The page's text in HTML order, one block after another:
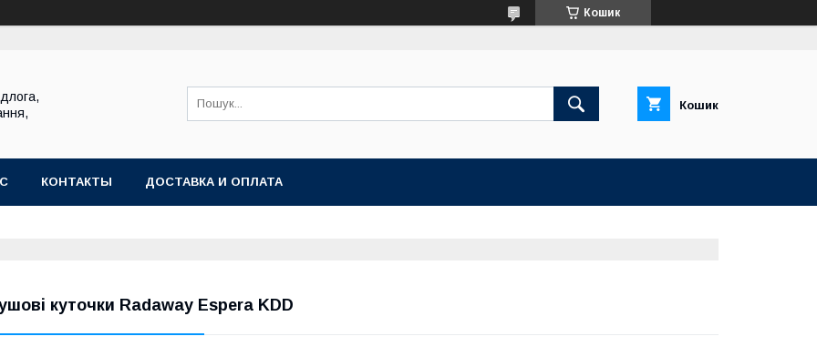
Кошик
Кошик
КОНТАКТЫ ДОСТАВКА И ОПЛАТА
куточки Radaway Espera KDD